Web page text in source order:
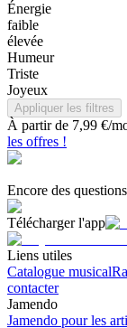
Énergie
faible
élevée
Humeur
Triste
Joyeux
Appliquer les filtres
À partir de 7,99 €/
les offres !
Encore des
Télécharger l'app
Liens utiles
Catalogue musical
contacter
Jamendo
Jamendo pour les